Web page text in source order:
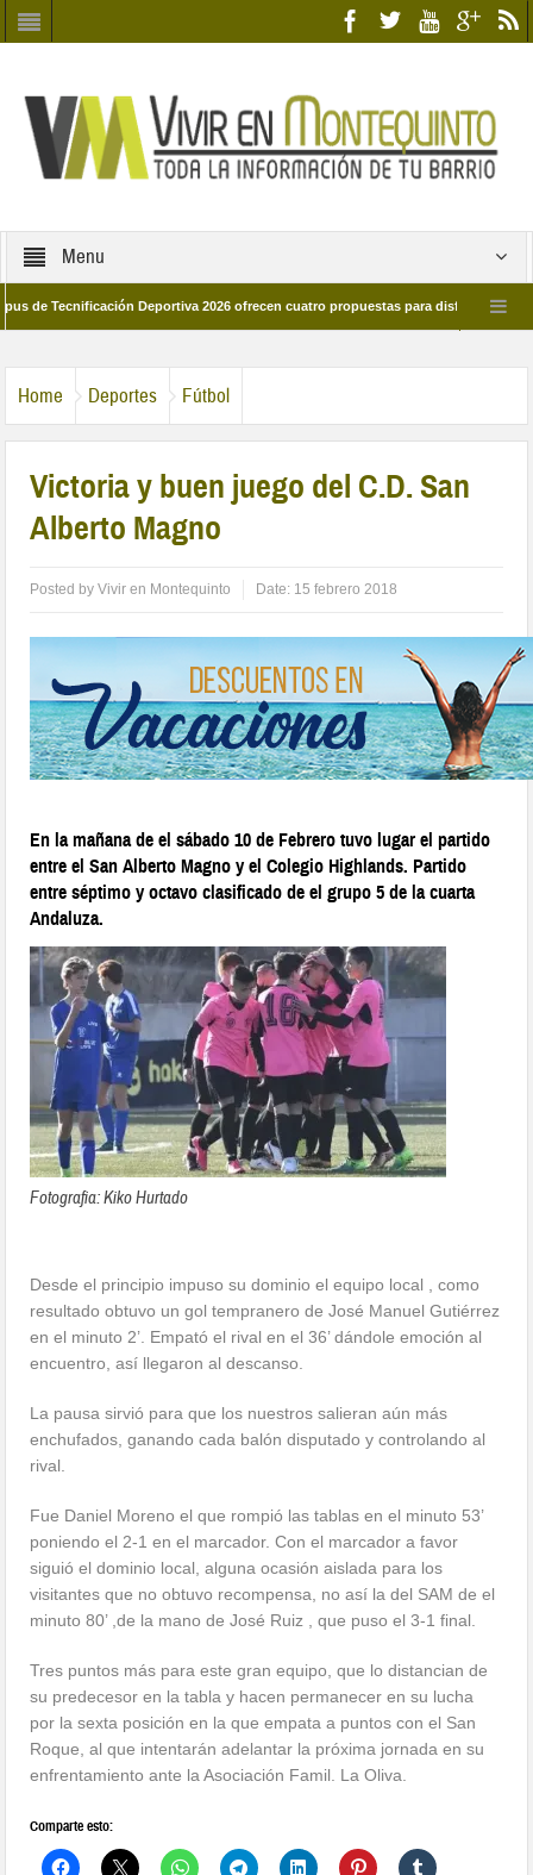
Menu
Tecnificación Deportiva 2026 ofrecen cuatro propuestas para disfrutar del deporte
Home Deportes Fútbol
Victoria y buen juego del C.D. San
Alberto Magno
Posted byVivir en Montequinto Date: 15 febrero 2018
En la mañana de el sábado 10 de Febrero tuvo lugar el partido
entre el San Alberto Magno y el Colegio Highlands. Partido
entre séptimo y octavo clasificado de el grupo 5 de la cuarta
Andaluza.
Fotografia: Kiko Hurtado
Desde el principio impuso su dominio el equipo local , como
resultado obtuvo un gol tempranero de José Manuel Gutiérrez
en el minuto 2’. Empató el rival en el 36’ dándole emoción al
encuentro, así llegaron al descanso.
La pausa sirvió para que los nuestros salieran aún más
enchufados, ganando cada balón disputado y controlando al
rival.
Fue Daniel Moreno el que rompió las tablas en el minuto 53’
poniendo el 2-1 en el marcador. Con el marcador a favor
siguió el dominio local, alguna ocasión aislada para los
visitantes que no obtuvo recompensa, no así la del SAM de el
minuto 80’ ,de la mano de José Ruiz , que puso el 3-1 final.
Tres puntos más para este gran equipo, que lo distancian de
su predecesor en la tabla y hacen permanecer en su lucha
por la sexta posición en la que empata a puntos con el San
Roque, al que intentarán adelantar la próxima jornada en su
enfrentamiento ante la Asociación Famil. La Oliva.
Comparte esto: